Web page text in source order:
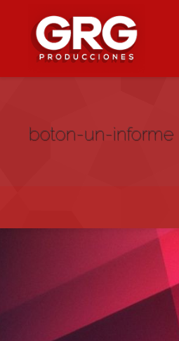
boton-un-informe